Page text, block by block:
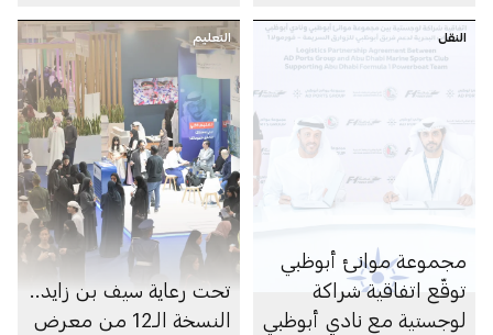
النقل
مجموعة موانئ أبوظبي
توقّع اتفاقية شراكة
لوجستية مع نادي أبوظبي
التعليم
تحت رعاية سيف بن زايد..
النسخة الـ12 من معرض